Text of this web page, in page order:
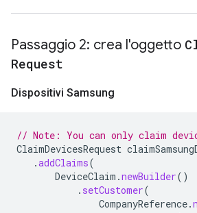
Passaggio 2: crea l'oggetto
Request
Dispositivi Samsung
// Note: You can only claim
ClaimDevicesRequest
.addClaims(
DeviceClaim .newBuilder()
. setCustomer(
CompanyReference.